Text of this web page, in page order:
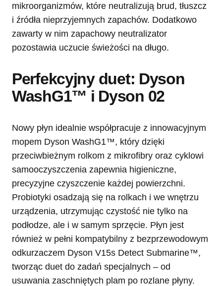
mikroorganizmów, które neutralizują brud, tłuszcz
i źródła nieprzyjemnych zapachów. Dodatkowo
zawarty w nim zapachowy neutralizator
pozostawia uczucie świeżości na długo.
Perfekcyjny duet: Dyson
WashG1™ i Dyson 02
Nowy płyn idealnie współpracuje z innowacyjnym
mopem Dyson WashG1™, który dzięki
przeciwbieżnym rolkom z mikrofibry oraz cyklowi
samooczyszczenia zapewnia higieniczne,
precyzyjne czyszczenie każdej powierzchni.
Probiotyki osadzają się na rolkach i we wnętrzu
urządzenia, utrzymując czystość nie tylko na
podłodze, ale i w samym sprzęcie. Płyn jest
również w pełni kompatybilny z bezprzewodowym
odkurzaczem Dyson V15s Detect Submarine™,
tworząc duet do zadań specjalnych – od
usuwania zaschniętych plam po rozlane płyny.